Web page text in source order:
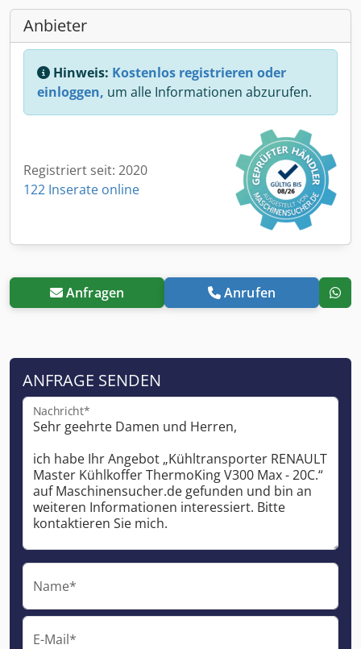
Anbieter
Hinweis: Kostenlos registrieren oder
einloggen, um alle Informationen abzurufen.
Registriert seit: 2020
122 Inserate online
Anfragen Anrufen
ANFRAGE SENDEN
Nachricht*
Name*
E-Mail*